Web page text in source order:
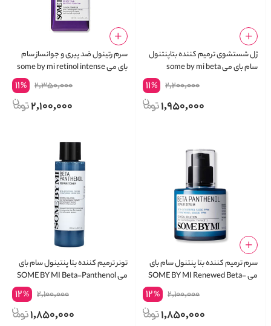
ژل شستشوی ترمیم کننده بتاپنتنول
سام بای می some by mi beta
panthenol repair gel cleanser
2,200,000
11%
1,950,000
سرم رتینول ضد پیری و جوانساز سام
بای می some by mi retinol intense
2,350,000
11%
2,100,000
سرم ترمیم کننده بتا پنتنول سام بای
می SOME BY MI Renewed Beta-
2,100,000
12%
1,850,000
تونر ترمیم کننده بتا پنتینول سام بای
می SOME BY MI Beta-Panthenol
2,100,000
12%
1,850,000